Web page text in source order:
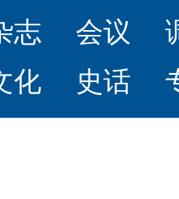
志 会议
化
史话